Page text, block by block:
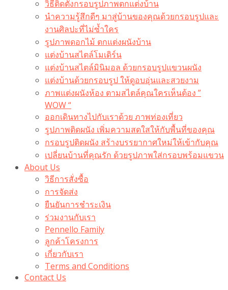
วิธีติดตั้งกรอบรูปภาพตกแต่งบ้าน
นำความรู้สึกดีๆ มาสู่บ้านของคุณด้วยกรอบรูปและ
งานศิลปะที่ไม่ซ้ำใคร
รูปภาพดอกไม้ ตกแต่งผนังบ้าน
แต่งบ้านสไตล์โมเดิร์น
แต่งบ้านสไตล์มินิมอล ด้วยกรอบรูปแขวนผนัง
แต่งบ้านด้วยกรอบรูป ให้ดูอบอุ่นและสวยงาม
ภาพแต่งผนังห้อง ตามสไตล์คุณใครเห็นต้อง ”
WOW “
ออกเดินทางไปกับเราด้วย ภาพท่องเที่ยว
รูปภาพติดผนัง เพิ่มความสดใสให้กับพื้นที่ของคุณ
กรอบรูปติดผนัง สร้างบรรยากาศใหม่ให้เข้ากับคุณ
เปลี่ยนบ้านที่คุณรัก ด้วยรูปภาพใส่กรอบพร้อมแขวน​
About Us
วิธีการสั่งซื้อ
การจัดส่ง
ยืนยันการชำระเงิน
ร่วมงานกับเรา
Pennello Family
ลูกค้าโครงการ
เกี่ยวกับเรา
Terms and Conditions
Contact Us